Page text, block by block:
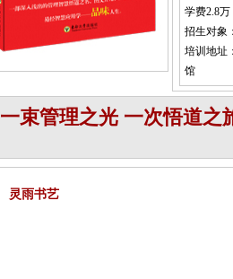
学费2.8万
招生对象
培训地址
馆
一束管理之光 一次悟道之
灵雨书艺